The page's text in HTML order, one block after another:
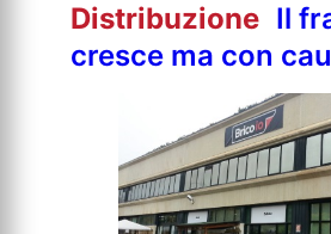
Distribuzione Il
cresce ma con